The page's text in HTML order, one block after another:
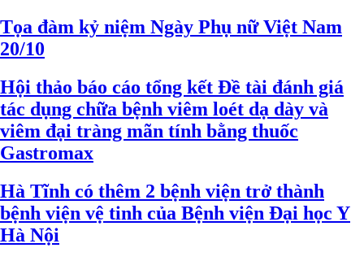
Tọa đàm kỷ niệm Ngày Phụ nữ Việt Nam
20/10
Hội thảo báo cáo tổng kết Đề tài đánh giá
tác dụng chữa bệnh viêm loét dạ dày và
viêm đại tràng mãn tính bằng thuốc
Gastromax
Hà Tĩnh có thêm 2 bệnh viện trở thành
bệnh viện vệ tinh của Bệnh viện Đại học Y
Hà Nội